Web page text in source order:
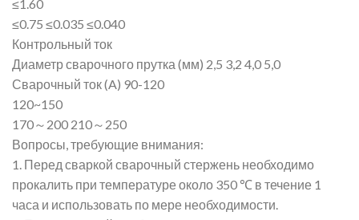
≤1.60
≤0.75 ≤0.035 ≤0.040
Контрольный ток
Диаметр сварочного прутка (мм) 2,5 3,2 4,0 5,0
Сварочный ток (A) 90-120
120~150
170～200 210～250
Вопросы, требующие внимания:
1. Перед сваркой сварочный стержень необходимо
прокалить при температуре около 350 ℃ в течение 1
часа и использовать по мере необходимости.